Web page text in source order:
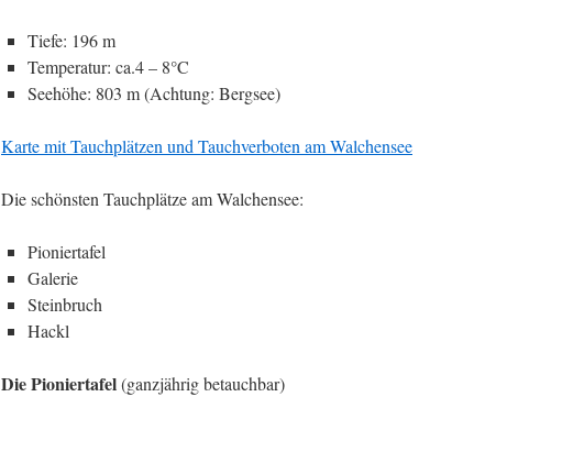
Tiefe: 196 m
Temperatur: ca.4 – 8°C
Seehöhe: 803 m (Achtung: Bergsee)
Karte mit Tauchplätzen und Tauchverboten am Walchensee
Die schönsten Tauchplätze am Walchensee:
Pioniertafel
Galerie
Steinbruch
Hackl
Die Pioniertafel(ganzjährig betauchbar)